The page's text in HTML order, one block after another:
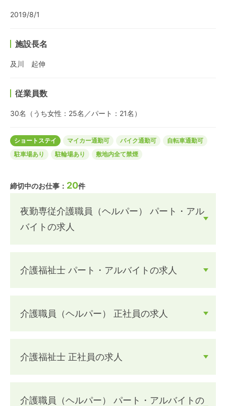
2019/8/1
施設長名
及川 起伸
従業員数
30名（うち女性：25名／パート：21名）
ショートステイ マイカー通勤可 バイク通勤可
自転車通勤可
駐車場あり
駐輪場あり 敷地内全て禁煙
締切中のお仕事： 20件
夜勤専従介護職員（ヘルパー） パート・アル
バイトの求人
介護福祉士 パート・アルバイトの求人
介護職員（ヘルパー） 正社員の求人
介護福祉士 正社員の求人
介護職員（ヘルパー） パート・アルバイトの